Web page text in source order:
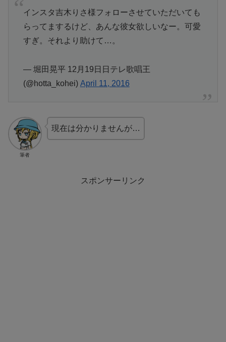
インスタ吉木りさ様フォローさせていただいても
らってまするけど、あんな彼女欲しいなー。可愛
すぎ。それより助けて…。
— 堀田晃平 12月19日日テレ歌唱王
(@hotta_kohei) April 11, 2016
筆者
現在は分かりませんが…
スポンサーリンク